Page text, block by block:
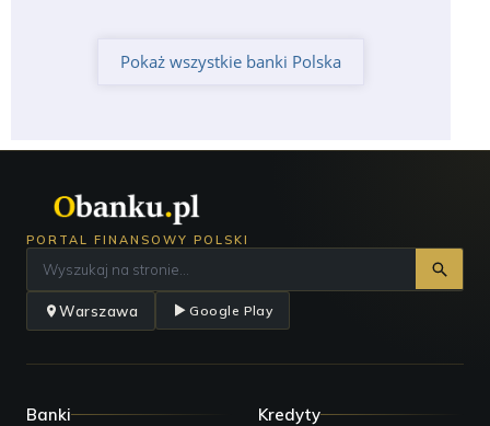
Pokaż wszystkie banki Polska
PORTAL FINANSOWY POLSKI
Warszawa Google Play
Banki Kredyty